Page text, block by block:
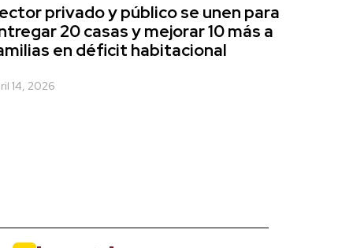
privado y público se unen para
20 casas y mejorar 10 más a
en déficit habitacional
14, 2026